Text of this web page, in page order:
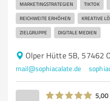
MARKETINGSTRATEGIEN TIKTOK
REICHWEITE ERHÖHEN KREATIVE
ZIELGRUPPE DIGITALE MEDIEN
Olper Hütte 5B, 57462
mail@sophiacalate.de